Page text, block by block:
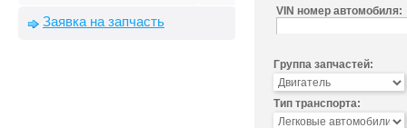
Заявка на запчасть
VIN номер автомобиля:
Группа запчастей:
Тип транспорта: